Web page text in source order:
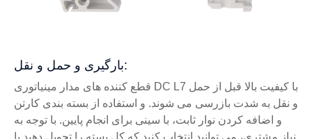
بارگیری و حمل و نقل:
قطع کننده های مدار مینیاتوری DC L7 با کیفیت بالا قبل از حمل
و نقل به شدت بازرسی می شوند. و استفاده از بسته بندی کارتن
و اضافه کردن نوار ثابت، با سینی برای انجام پایین. با توجه به